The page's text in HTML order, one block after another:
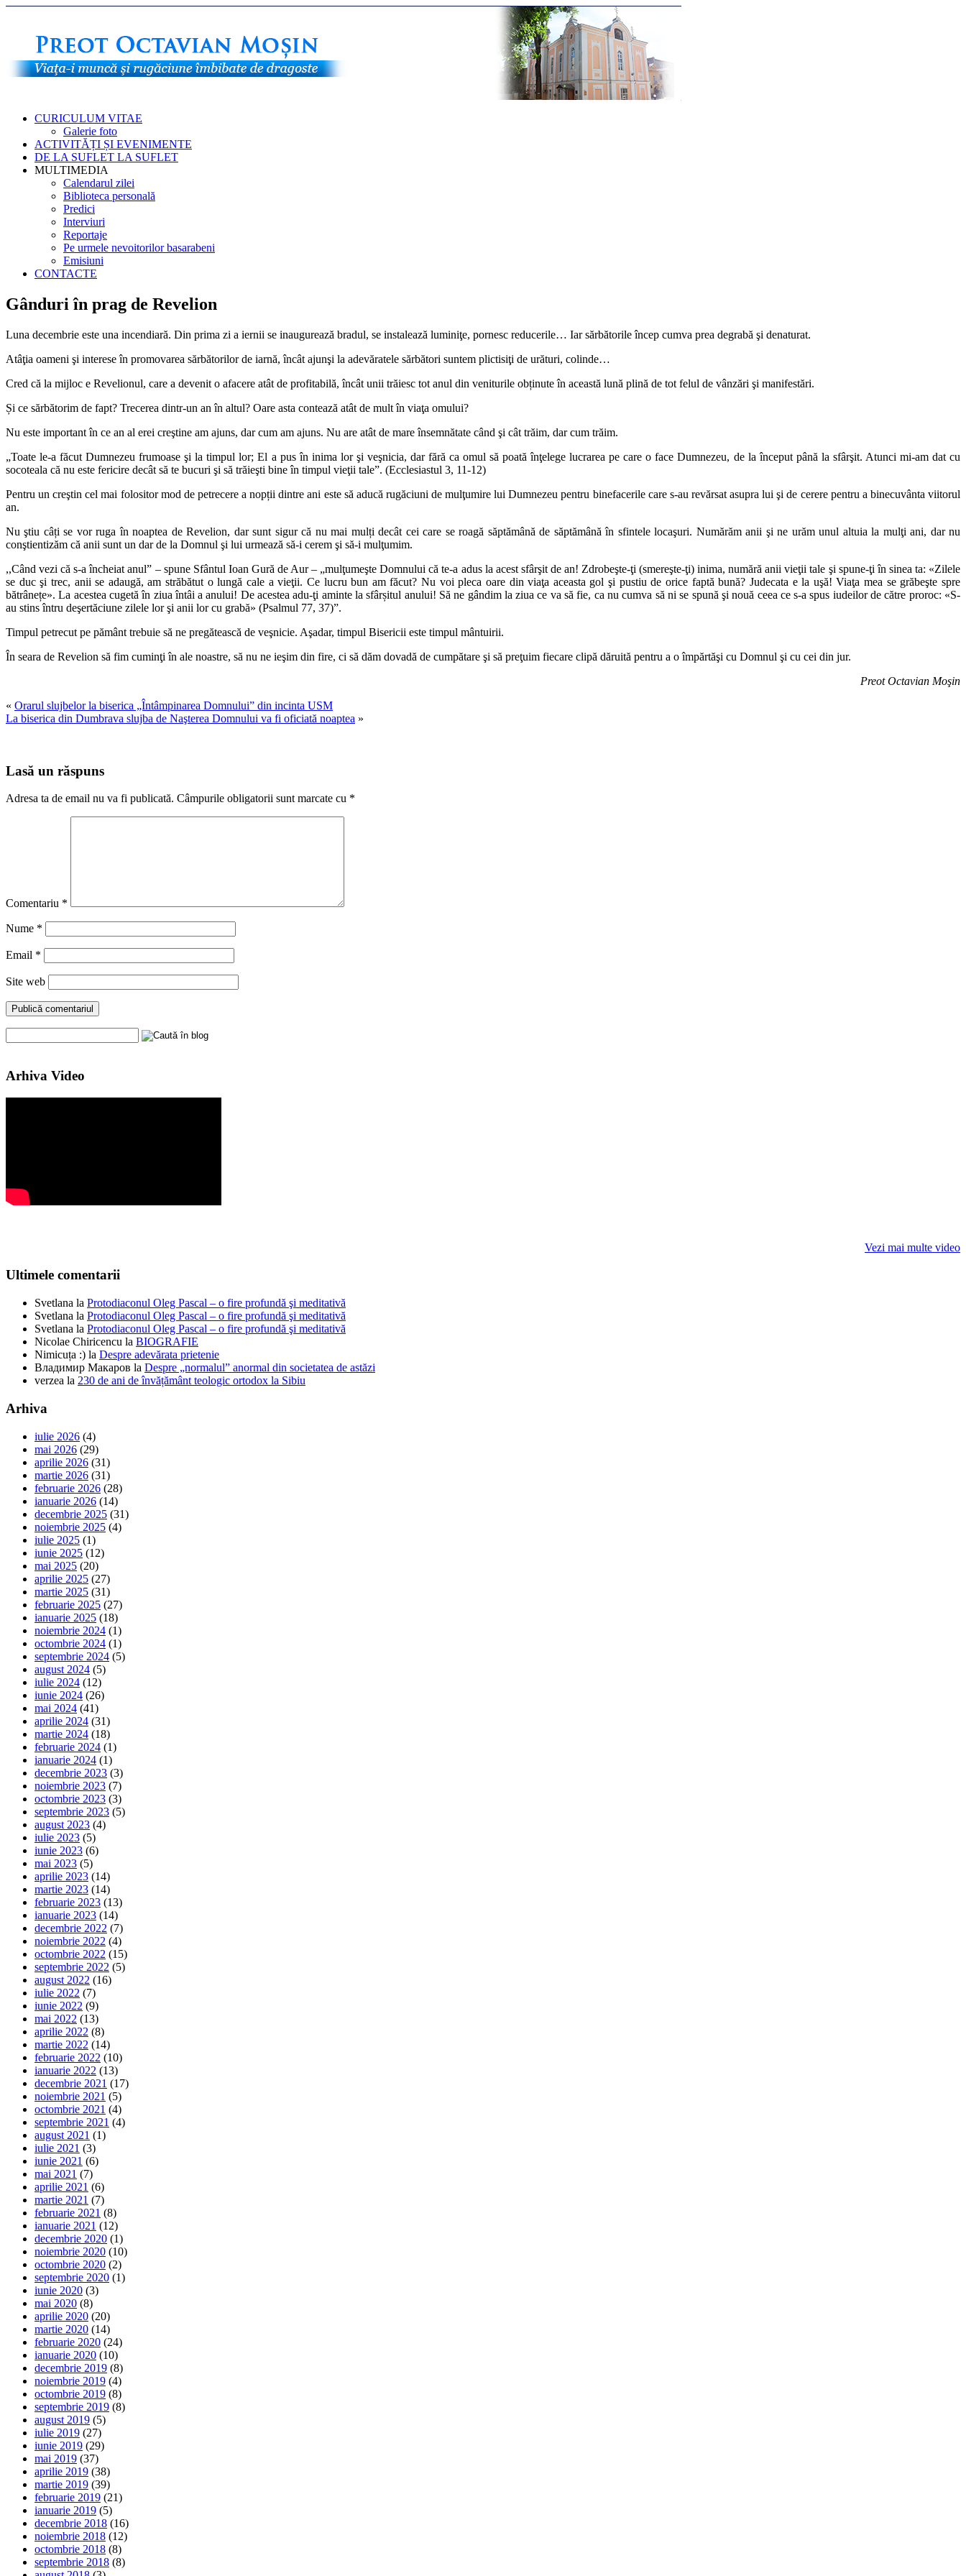
CURICULUM VITAE
Galerie foto
ACTIVITĂȚI ȘI EVENIMENTE
DE LA SUFLET LA SUFLET
MULTIMEDIA
Calendarul zilei
Biblioteca personală
Predici
Interviuri
Reportaje
Pe urmele nevoitorilor basarabeni
Emisiuni
CONTACTE
Gânduri în prag de Revelion
Luna decembrie este una incendiară. Din prima zi a iernii se inaugurează bradul, se instalează luminiţe, pornesc reducerile… Iar sărbătorile încep cumva prea degrabă şi denaturat.
Atâţia oameni şi interese în promovarea sărbătorilor de iarnă, încât ajunşi la adevăratele sărbători suntem plictisiţi de urături, colinde…
Cred că la mijloc e Revelionul, care a devenit o afacere atât de profitabilă, încât unii trăiesc tot anul din veniturile obținute în această lună plină de tot felul de vânzări şi manifestări.
Și ce sărbătorim de fapt? Trecerea dintr-un an în altul? Oare asta contează atât de mult în viaţa omului?
Nu este important în ce an al erei creştine am ajuns, dar cum am ajuns. Nu are atât de mare însemnătate când şi cât trăim, dar cum trăim.
„Toate le-a făcut Dumnezeu frumoase şi la timpul lor; El a pus în inima lor şi veşnicia, dar fără ca omul să poată înţelege lucrarea pe care o face Dumnezeu, de la început până la sfârşit. Atunci mi-am dat cu
socoteala că nu este fericire decât să te bucuri şi să trăieşti bine în timpul vieţii tale”. (Ecclesiastul 3, 11-12)
Pentru un creştin cel mai folositor mod de petrecere a nopții dintre ani este să aducă rugăciuni de mulţumire lui Dumnezeu pentru binefacerile care s-au revărsat asupra lui şi de cerere pentru a binecuvânta viitorul
an.
Nu ştiu câți se vor ruga în noaptea de Revelion, dar sunt sigur că nu mai mulți decât cei care se roagă săptămână de săptămână în sfintele locaşuri. Numărăm anii şi ne urăm unul altuia la mulţi ani, dar nu
conştientizăm că anii sunt un dar de la Domnul şi lui urmează să-i cerem şi să-i mulţumim.
,,Când vezi că s-a încheiat anul” – spune Sfântul Ioan Gură de Aur – „mulţumeşte Domnului că te-a adus la acest sfârşit de an! Zdrobeşte-ţi (smereşte-ţi) inima, numără anii vieţii tale şi spune-ţi în sinea ta: «Zilele
se duc şi trec, anii se adaugă, am străbătut o lungă cale a vieţii. Ce lucru bun am făcut? Nu voi pleca oare din viaţa aceasta gol şi pustiu de orice faptă bună? Judecata e la uşă! Viaţa mea se grăbeşte spre
bătrânețe». La acestea cugetă în ziua întâi a anului! De acestea adu-ţi aminte la sfârșitul anului! Să ne gândim la ziua ce va să fie, ca nu cumva să ni se spună şi nouă ceea ce s-a spus iudeilor de către proroc: «S-
au stins întru deşertăciune zilele lor şi anii lor cu grabă» (Psalmul 77, 37)”.
Timpul petrecut pe pământ trebuie să ne pregătească de veşnicie. Aşadar, timpul Bisericii este timpul mântuirii.
În seara de Revelion să fim cuminţi în ale noastre, să nu ne ieşim din fire, ci să dăm dovadă de cumpătare şi să preţuim fiecare clipă dăruită pentru a o împărtăşi cu Domnul şi cu cei din jur.
Preot Octavian Moşin
« Orarul slujbelor la biserica „Întâmpinarea Domnului” din incinta USM
La biserica din Dumbrava slujba de Naşterea Domnului va fi oficiată noaptea »
Lasă un răspuns
Adresa ta de email nu va fi publicată. Câmpurile obligatorii sunt marcate cu *
Comentariu *
Nume *
Email *
Site web
Arhiva Video
Vezi mai multe video
Ultimele comentarii
Svetlana la Protodiaconul Oleg Pascal – o fire profundă şi meditativă
Svetlana la Protodiaconul Oleg Pascal – o fire profundă şi meditativă
Svetlana la Protodiaconul Oleg Pascal – o fire profundă şi meditativă
Nicolae Chiricencu la BIOGRAFIE
Nimicuța :) la Despre adevărata prietenie
Владимир Макаров la Despre „normalul” anormal din societatea de astăzi
verzea la 230 de ani de învățământ teologic ortodox la Sibiu
Arhiva
iulie 2026 (4)
mai 2026 (29)
aprilie 2026 (31)
martie 2026 (31)
februarie 2026 (28)
ianuarie 2026 (14)
decembrie 2025 (31)
noiembrie 2025 (4)
iulie 2025 (1)
iunie 2025 (12)
mai 2025 (20)
aprilie 2025 (27)
martie 2025 (31)
februarie 2025 (27)
ianuarie 2025 (18)
noiembrie 2024 (1)
octombrie 2024 (1)
septembrie 2024 (5)
august 2024 (5)
iulie 2024 (12)
iunie 2024 (26)
mai 2024 (41)
aprilie 2024 (31)
martie 2024 (18)
februarie 2024 (1)
ianuarie 2024 (1)
decembrie 2023 (3)
noiembrie 2023 (7)
octombrie 2023 (3)
septembrie 2023 (5)
august 2023 (4)
iulie 2023 (5)
iunie 2023 (6)
mai 2023 (5)
aprilie 2023 (14)
martie 2023 (14)
februarie 2023 (13)
ianuarie 2023 (14)
decembrie 2022 (7)
noiembrie 2022 (4)
octombrie 2022 (15)
septembrie 2022 (5)
august 2022 (16)
iulie 2022 (7)
iunie 2022 (9)
mai 2022 (13)
aprilie 2022 (8)
martie 2022 (14)
februarie 2022 (10)
ianuarie 2022 (13)
decembrie 2021 (17)
noiembrie 2021 (5)
octombrie 2021 (4)
septembrie 2021 (4)
august 2021 (1)
iulie 2021 (3)
iunie 2021 (6)
mai 2021 (7)
aprilie 2021 (6)
martie 2021 (7)
februarie 2021 (8)
ianuarie 2021 (12)
decembrie 2020 (1)
noiembrie 2020 (10)
octombrie 2020 (2)
septembrie 2020 (1)
iunie 2020 (3)
mai 2020 (8)
aprilie 2020 (20)
martie 2020 (14)
februarie 2020 (24)
ianuarie 2020 (10)
decembrie 2019 (8)
noiembrie 2019 (4)
octombrie 2019 (8)
septembrie 2019 (8)
august 2019 (5)
iulie 2019 (27)
iunie 2019 (29)
mai 2019 (37)
aprilie 2019 (38)
martie 2019 (39)
februarie 2019 (21)
ianuarie 2019 (5)
decembrie 2018 (16)
noiembrie 2018 (12)
octombrie 2018 (8)
septembrie 2018 (8)